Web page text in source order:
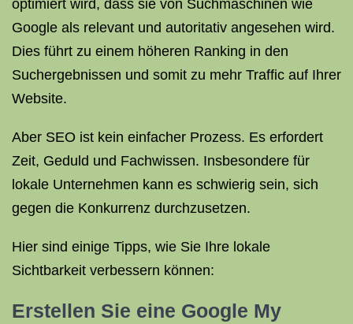
optimiert wird, dass sie von Suchmaschinen wie
Google als relevant und autoritativ angesehen wird.
Dies führt zu einem höheren Ranking in den
Suchergebnissen und somit zu mehr Traffic auf Ihrer
Website.
Aber SEO ist kein einfacher Prozess. Es erfordert
Zeit, Geduld und Fachwissen. Insbesondere für
lokale Unternehmen kann es schwierig sein, sich
gegen die Konkurrenz durchzusetzen.
Hier sind einige Tipps, wie Sie Ihre lokale
Sichtbarkeit verbessern können:
Erstellen Sie eine Google My